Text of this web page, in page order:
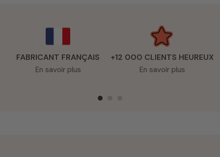
FABRICANT FRANÇAIS
En savoir plus
+12 000 CLIENTS HEUREUX
En savoir plus